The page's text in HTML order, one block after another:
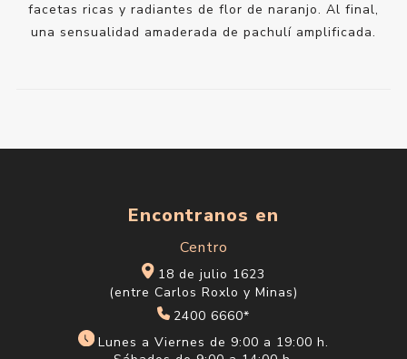
facetas ricas y radiantes de flor de naranjo. Al final,
una sensualidad amaderada de pachulí amplificada.
Encontranos en
Centro
18 de julio 1623
(entre Carlos Roxlo y Minas)
2400 6660*
Lunes a Viernes de 9:00 a 19:00 h.